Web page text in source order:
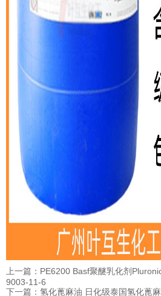
上一篇：PE6200 Basf聚醚乳化剂
9003-11-6
下一篇：氢化蓖麻油 日化级泰国氢化蓖